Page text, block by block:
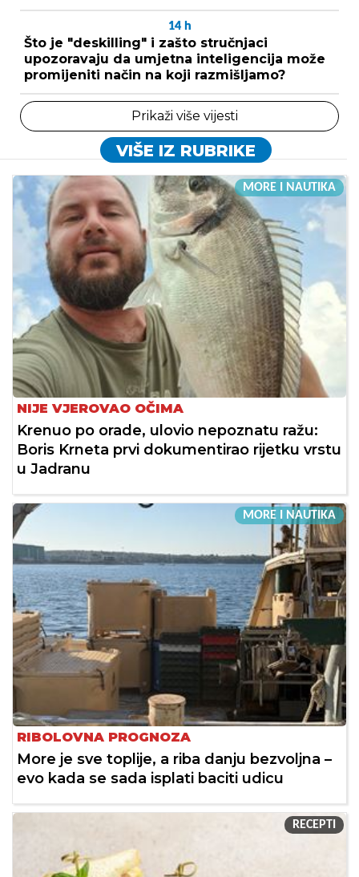
14 h
Što je "deskilling" i zašto stručnjaci
upozoravaju da umjetna inteligencija može
promijeniti način na koji razmišljamo?
Prikaži više vijesti
VIŠE IZ RUBRIKE
MORE I NAUTIKA
NIJE VJEROVAO OČIMA
Krenuo po orade, ulovio nepoznatu ražu:
Boris Krneta prvi dokumentirao rijetku vrstu
u Jadranu
MORE I NAUTIKA
RIBOLOVNA PROGNOZA
More je sve toplije, a riba danju bezvoljna –
evo kada se sada isplati baciti udicu
RECEPTI